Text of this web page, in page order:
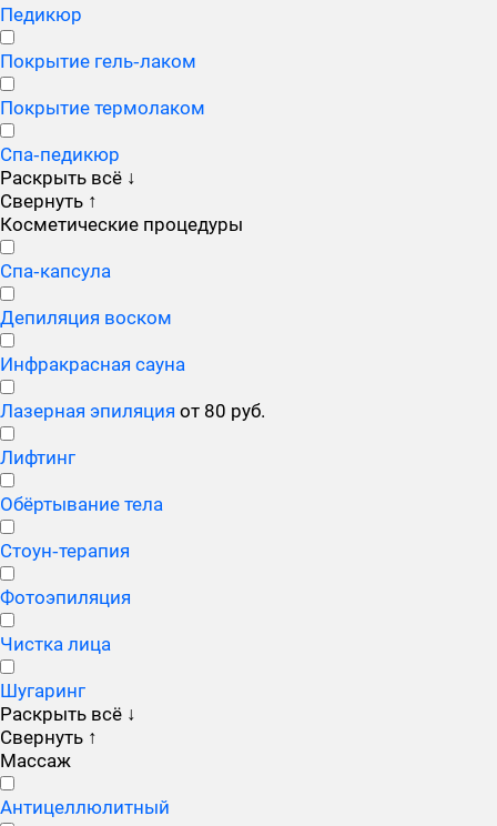
Педикюр
Покрытие гель‑лаком
Покрытие термолаком
Спа‑педикюр
Раскрыть всё ↓
Свернуть ↑
Косметические процедуры
Cпа‑капсула
Депиляция воском
Инфракрасная сауна
Лазерная эпиляция от 80 руб.
Лифтинг
Обёртывание тела
Стоун‑терапия
Фотоэпиляция
Чистка лица
Шугаринг
Раскрыть всё ↓
Свернуть ↑
Массаж
Антицеллюлитный